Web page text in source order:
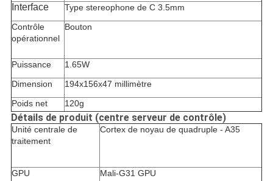
Interface
Type stereophone de C 3.5mm
Contrôle
opérationnel
Bouton
Puissance
1.65W
Dimension
194x156x47 millimètre
Poids net
120g
Détails de produit (centre serveur de contrôle)
Unité centrale de
traitement
Cortex de noyau de quadruple - A35
GPU Mali-G31 GPU